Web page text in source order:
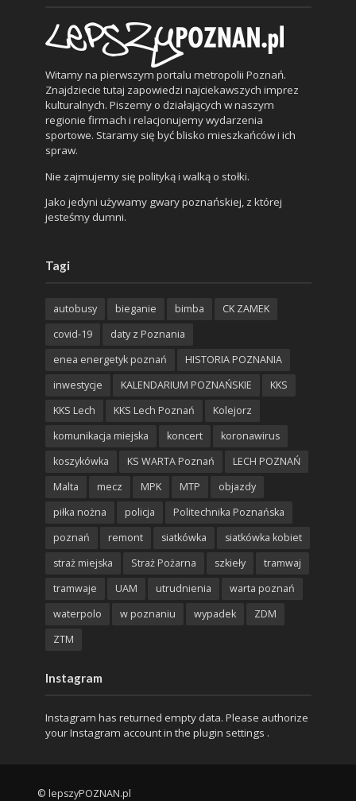
Witamy na pierwszym portalu metropolii Poznań.
Znajdziecie tutaj zapowiedzi najciekawszych imprez
kulturalnych. Piszemy o działających w naszym
regionie firmach i relacjonujemy wydarzenia
sportowe. Staramy się być blisko mieszkańców i ich
spraw.
Nie zajmujemy się polityką i walką o stołki.
Jako jedyni używamy gwary poznańskiej, z której
jesteśmy dumni.
Tagi
autobusy bieganie bimba
CK ZAMEK
covid-19
daty z Poznania
enea energetyk poznań
HISTORIA POZNANIA
inwestycje
KALENDARIUM POZNAŃSKIE
KKS
KKS Lech
KKS Lech Poznań
Kolejorz
komunikacja miejska
koncert
koronawirus
koszykówka
KS WARTA Poznań
LECH POZNAŃ
Malta
mecz MPK MTP
objazdy
piłka nożna
policja
Politechnika Poznańska
poznań
remont siatkówka
siatkówka kobiet
straż miejska
Straż Pożarna szkieły
tramwaj
tramwaje
UAM utrudnienia
warta poznań
waterpolo
w poznaniu wypadek
ZDM
ZTM
Instagram
Instagram has returned empty data. Please authorize
your Instagram account in the plugin settings .
© lepszyPOZNAN.pl